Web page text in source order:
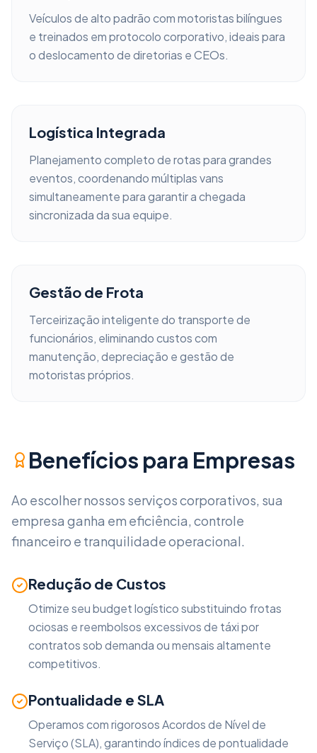
Veículos de alto padrão com motoristas bilíngues
e treinados em protocolo corporativo, ideais para
o deslocamento de diretorias e CEOs.
Logística Integrada
Planejamento completo de rotas para grandes
eventos, coordenando múltiplas vans
simultaneamente para garantir a chegada
sincronizada da sua equipe.
Gestão de Frota
Terceirização inteligente do transporte de
funcionários, eliminando custos com
manutenção, depreciação e gestão de
motoristas próprios.
Benefícios para Empresas
Ao escolher nossos serviços corporativos, sua
empresa ganha em eficiência, controle
financeiro e tranquilidade operacional.
Redução de Custos
Otimize seu budget logístico substituindo frotas
ociosas e reembolsos excessivos de táxi por
contratos sob demanda ou mensais altamente
competitivos.
Pontualidade e SLA
Operamos com rigorosos Acordos de Nível de
Serviço (SLA), garantindo índices de pontualidade